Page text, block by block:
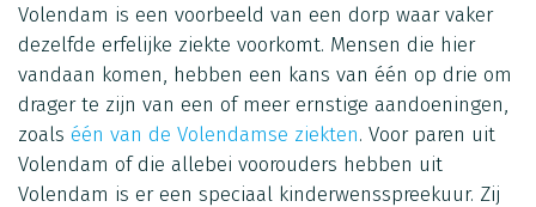
Volendam is een voorbeeld van een dorp waar vaker
dezelfde erfelijke ziekte voorkomt. Mensen die hier
vandaan komen, hebben een kans van één op drie om
drager te zijn van een of meer ernstige aandoeningen,
zoals één van de Volendamse ziekten. Voor paren uit
Volendam of die allebei voorouders hebben uit
Volendam is er een speciaal kinderwensspreekuur. Zij